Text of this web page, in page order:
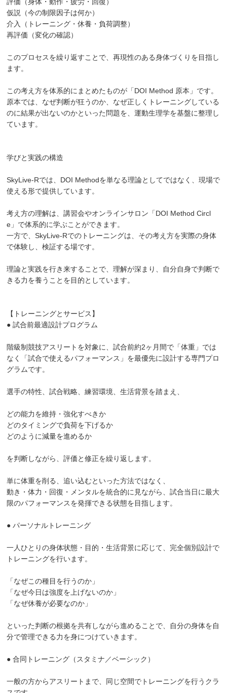
評価（身体・動作・疲労・回復）
仮説（今の制限因子は何か）
介入（トレーニング・休養・負荷調整）
再評価（変化の確認）
このプロセスを繰り返すことで、再現性のある身体づくりを目指し
ます。
この考え方を体系的にまとめたものが「DOI Method 原本」です。
原本では、なぜ判断が狂うのか、なぜ正しくトレーニングしている
のに結果が出ないのかといった問題を、運動生理学を基盤に整理し
ています。
学びと実践の構造
SkyLive-Rでは、DOI Methodを単なる理論としてではなく、現場で
使える形で提供しています。
考え方の理解は、講習会やオンラインサロン「DOI Method Circl
e」で体系的に学ぶことができます。
一方で、SkyLive-Rでのトレーニングは、その考え方を実際の身体
で体験し、検証する場です。
理論と実践を行き来することで、理解が深まり、自分自身で判断で
きる力を養うことを目的としています。
【トレーニングとサービス】
● 試合前最適設計プログラム
階級制競技アスリートを対象に、試合前約2ヶ月間で「体重」では
なく「試合で使えるパフォーマンス」を最優先に設計する専門プロ
グラムです。
選手の特性、試合戦略、練習環境、生活背景を踏まえ、
どの能力を維持・強化すべきか
どのタイミングで負荷を下げるか
どのように減量を進めるか
を判断しながら、評価と修正を繰り返します。
単に体重を削る、追い込むといった方法ではなく、
動き・体力・回復・メンタルを統合的に見ながら、試合当日に最大
限のパフォーマンスを発揮できる状態を目指します。
● パーソナルトレーニング
一人ひとりの身体状態・目的・生活背景に応じて、完全個別設計で
トレーニングを行います。
「なぜこの種目を行うのか」
「なぜ今日は強度を上げないのか」
「なぜ休養が必要なのか」
といった判断の根拠を共有しながら進めることで、自分の身体を自
分で管理できる力を身につけていきます。
● 合同トレーニング（スタミナ／ベーシック）
一般の方からアスリートまで、同じ空間でトレーニングを行うクラ